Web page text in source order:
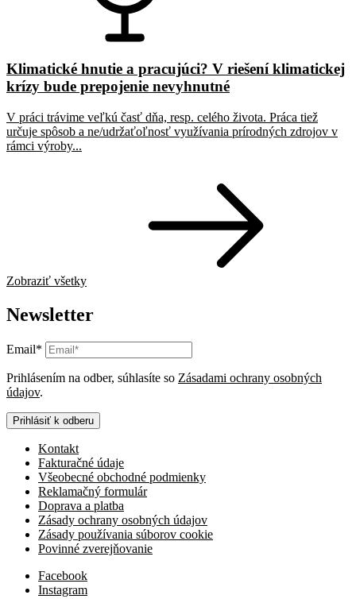
Klimatické hnutie a pracujúci? V riešení klimatickej
krízy bude prepojenie nevyhnutné
V práci trávime veľkú časť dňa, resp. celého života. Práca tiež
určuje spôsob a ne/udržaťoľnosť využívania prírodných zdrojov v
rámci výroby...
Zobraziť všetky
Newsletter
Email*
Prihlásením na odber, súhlasíte so Zásadami ochrany osobných
údajov.
Prihlásiť k odberu
Kontakt
Fakturačné údaje
Všeobecné obchodné podmienky
Reklamačný formulár
Doprava a platba
Zásady ochrany osobných údajov
Zásady používania súborov cookie
Povinné zverejňovanie
Facebook
Instagram